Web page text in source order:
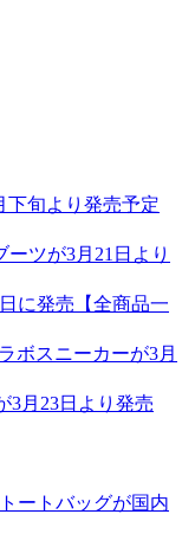
下旬より発売予定
ーツが3月21日より
日に発売【全商品一
ボスニーカーが3月
3月23日より発売
ートバッグが国内